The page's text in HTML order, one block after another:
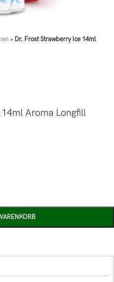
» Dr. Frost Strawberry Ice 14ml
Aroma Longfill